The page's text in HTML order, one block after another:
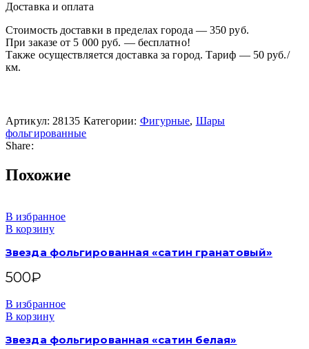
Доставка и оплата
Стоимость доставки в пределах города — 350 руб.
При заказе от 5 000 руб. — бесплатно!
Также осуществляется доставка за город. Тариф — 50 руб./
км.
Артикул: 28135 Категории: Фигурные, Шары
фольгированные
Share:
Похожие
В избранное
В корзину
Звезда фольгированная «сатин гранатовый»
500₽
В избранное
В корзину
Звезда фольгированная «сатин белая»